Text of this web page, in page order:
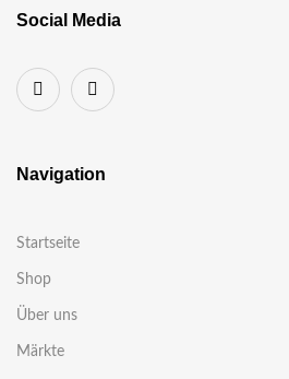
Social Media
Navigation
Startseite
Shop
Über uns
Märkte